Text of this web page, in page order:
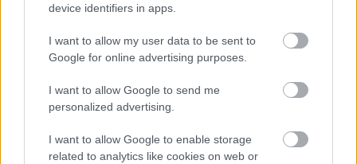
device identifiers in apps.
I want to allow my user data to be sent to
Google for online advertising purposes.
I want to allow Google to send me
personalized advertising.
I want to allow Google to enable storage
related to analytics like cookies on web or